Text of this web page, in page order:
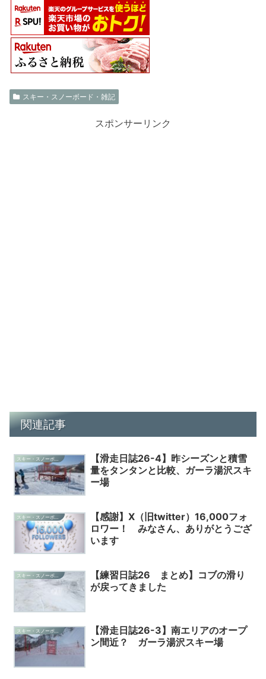
スキー・スノーボード・雑記
スポンサーリンク
関連記事
スキー・スノーボード・雑記
【滑走日誌26-4】昨シーズンと積雪
量をタンタンと比較、ガーラ湯沢スキ
ー場
【感謝】X（旧twitter）16,000フォ
ロワー！ みなさん、ありがとうござ
います
【練習日誌26 まとめ】コブの滑り
が戻ってきました
【滑走日誌26-3】南エリアのオープ
ン間近？ ガーラ湯沢スキー場